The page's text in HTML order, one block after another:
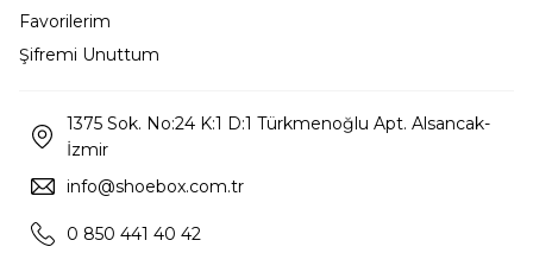
Favorilerim
Şifremi Unuttum
1375 Sok. No:24 K:1 D:1 Türkmenoğlu Apt. Alsancak-
İzmir
info@shoebox.com.tr
0 850 441 40 42